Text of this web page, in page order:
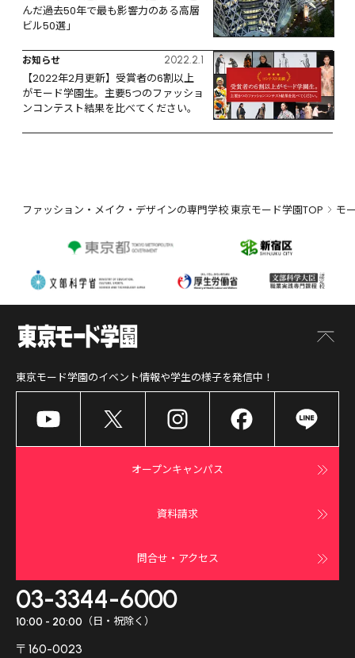
んだ過去50年で最も影響力のある高層
ビル50選」
お知らせ 2022.2.1
【2022年2月更新】受賞者の6割以上
がモード学園生。主要5つのファッショ
ンコンテスト結果を比べてください。
ファッション・メイク・デザインの専門学校 東京モード学園TOP モ
東京モード学園のイベント情報や学生の様子を発信中！
オープンキャンパス
資料請求
問合せ・アクセス
03-3344-6000
10:00 - 20:00 （日・祝除く）
〒160-0023